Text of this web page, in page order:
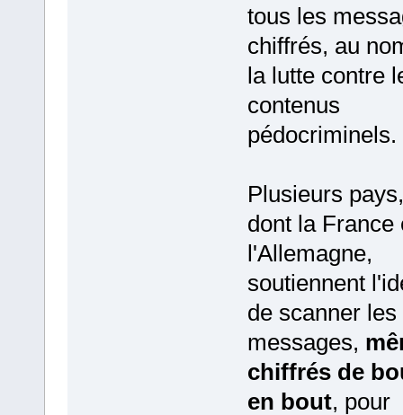
tous les
chiffrés, au
la lutte contre
contenus
pédocriminels.
Plusieurs pays,
dont la France
l'Allemagne,
soutiennent
de scanner les
messages,
chiffrés de
en bout, pour